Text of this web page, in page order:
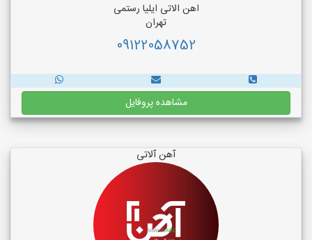
اهن الاتی ایلیا رستمی
تهران
09122058752
مشاهده پروفایل
آهن آلاتی